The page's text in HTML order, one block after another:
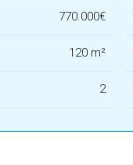
770.000€
120 m²
2